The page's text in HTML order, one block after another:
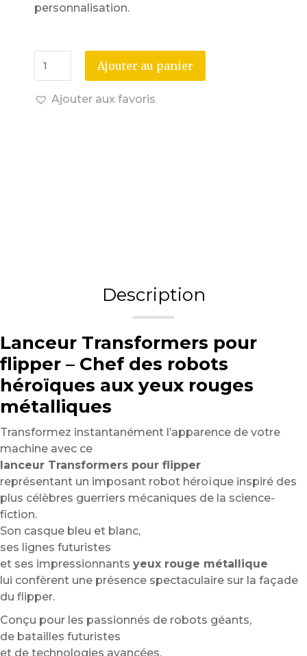
personnalisation.
Ajouter au panier
Ajouter aux favoris
Description
Lanceur Transformers pour
flipper – Chef des robots
héroïques aux yeux rouges
métalliques
Transformez instantanément l’apparence de votre
machine avec ce
lanceur Transformers pour flipper
représentant un imposant robot héroïque inspiré des
plus célèbres guerriers mécaniques de la science-
fiction.
Son casque bleu et blanc,
ses lignes futuristes
et ses impressionnants yeux rouge métallique
lui confèrent une présence spectaculaire sur la façade
du flipper.
Conçu pour les passionnés de robots géants,
de batailles futuristes
et de technologies avancées,